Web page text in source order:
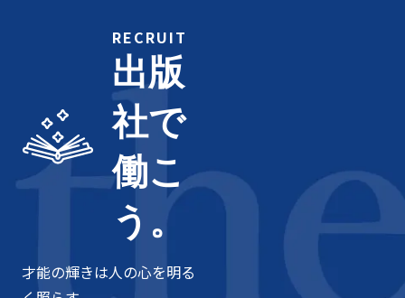
RECRUIT
出版
社で
働こ
う。
才能の輝きは人の心を明る